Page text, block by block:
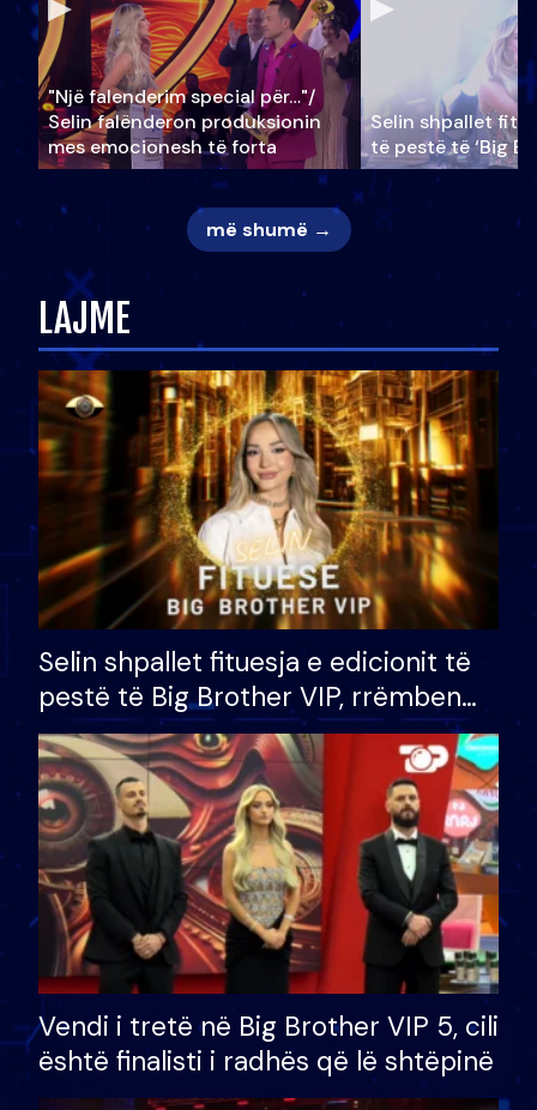
"Një falenderim special për…"/
Selin falënderon produksionin
mes emocionesh të forta
Selin shpallet
të pestë të ‘Big
më shumë →
LAJME
Selin shpallet fituesja e edicionit të
pestë të Big Brother VIP, rrëmben
çmimin e madh prej 100 mijë eurosh
Vendi i tretë në Big Brother VIP 5, cili
është finalisti i radhës që lë shtëpinë